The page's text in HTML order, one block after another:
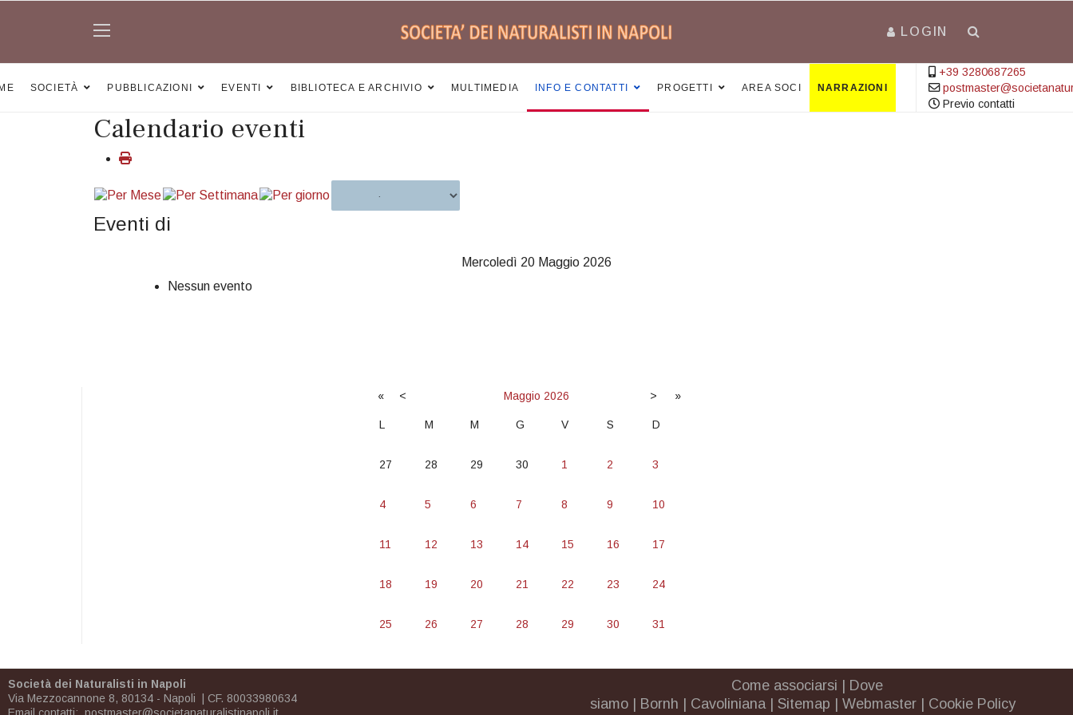
LOGIN
SOCIETÀ PUBBLICAZIONI EVENTI BIBLIOTECA E ARCHIVIO MULTIMEDIA INFO E CONTATTI PROGETTI AREA SOCI NARRAZIONI
+39 3280687265
Previo contatti
Calendario eventi
Eventi di
Mercoledì 20 Maggio 2026
Nessun evento
« < Maggio 2026 > »
L M M G V S D
27 28 29 30 1 2 3
4 5 6 7 8 9 10
11 12 13 14 15 16 17
18 19 20 21 22 23 24
25 26 27 28 29 30 31
Società dei Naturalisti in Napoli
Via Mezzocannone 8, 80134 - Napoli | CF. 80033980634
Come associarsi
Dove
siamo
Bornh Cavoliniana| Sitemap Webmaster Cookie Policy